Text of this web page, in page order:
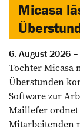
Micasa
6. August 2026
Tochter Micasa
Überstunden
Software zur
Maillefer ordnet
Mitarbeitenden